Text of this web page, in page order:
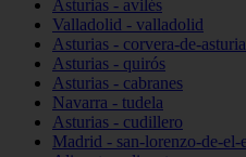
Asturias - avilés
Valladolid - valladolid
Asturias - corvera-de-
Asturias - quirós
Asturias - cabranes
Navarra - tudela
Asturias - cudillero
Madrid - san-lorenzo-de-el-